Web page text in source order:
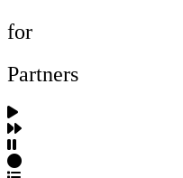
for
Partners